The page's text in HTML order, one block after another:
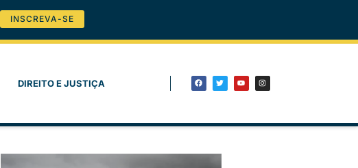
INSCREVA-SE
DIREITO E JUSTIÇA